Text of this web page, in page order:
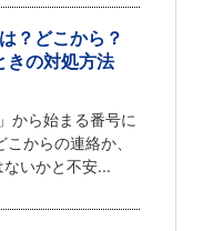
？どこから？
きの対処方法
から始まる番号に
からの連絡か、
いかと不安...